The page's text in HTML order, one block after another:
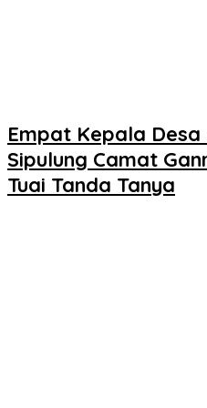
Empat Kepala Desa
Sipulung Camat
Tuai Tanda Tanya